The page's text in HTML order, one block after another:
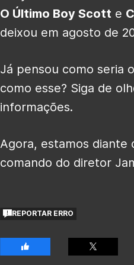
O Último Boy Scott e
deixou em agosto de
Já pensou como seria
como esse? Siga de
informações.
Agora, estamos diante
comando do diretor
REPORTAR ERRO